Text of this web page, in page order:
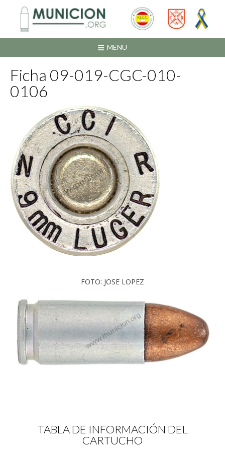
contenido
MENU
Ficha 09-019-CGC-010-
0106
FOTO: JOSE LOPEZ
TABLA DE INFORMACIÓN DEL
CARTUCHO